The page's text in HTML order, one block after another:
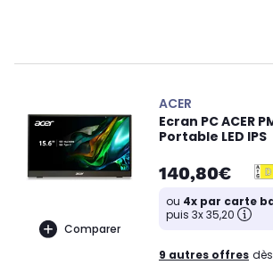
Comparer
ACER
Ecran PC ACER
Portable LED IPS
140,80€
ou 4x par carte
puis 3x 35,20
9 autres offres